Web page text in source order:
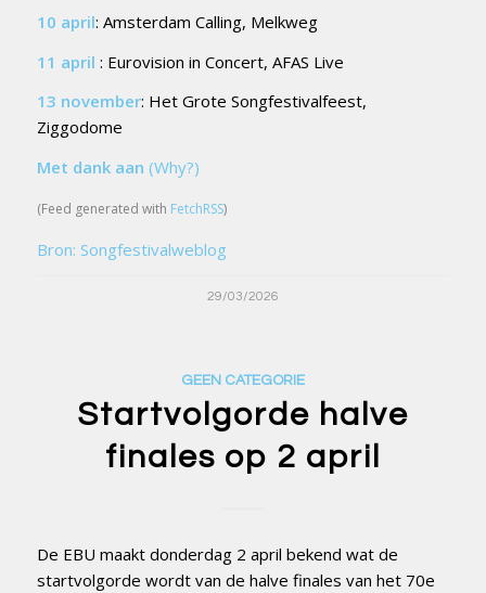
10 april: Amsterdam Calling, Melkweg
11 april : Eurovision in Concert, AFAS Live
13 november: Het Grote Songfestivalfeest,
Ziggodome
Met dank aan (Why?)
(Feed generated with FetchRSS)
Bron: Songfestivalweblog
29/03/2026
GEEN CATEGORIE
Startvolgorde halve
finales op 2 april
De EBU maakt donderdag 2 april bekend wat de
startvolgorde wordt van de halve finales van het 70e